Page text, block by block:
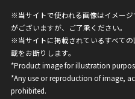
※当サイトで使われる画像はイメー
がございますが、ご了承ください。
※当サイトに掲載されているすべて
載をお断りします。
*Product image for illustration
*Any use or reproduction of image,
prohibited.